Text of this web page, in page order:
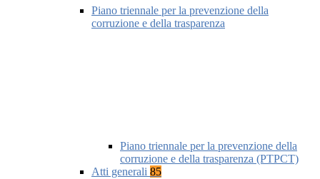
Piano triennale per la prevenzione della
corruzione e della trasparenza
Piano triennale per la prevenzione della
corruzione e della trasparenza (PTPCT)
Atti generali 85